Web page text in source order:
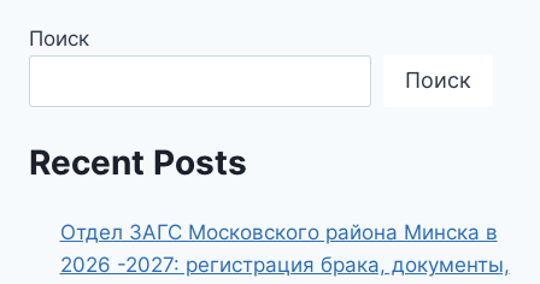
Поиск
Поиск
Recent Posts
Отдел ЗАГС Московского района Минска в
2026 -2027: регистрация брака, документы,